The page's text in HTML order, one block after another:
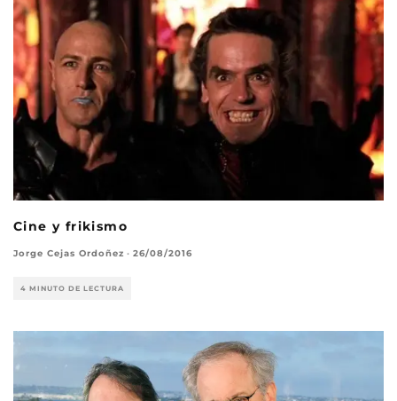
Cine y frikismo
Jorge Cejas Ordoñez · 26/08/2016
4 MINUTO DE LECTURA